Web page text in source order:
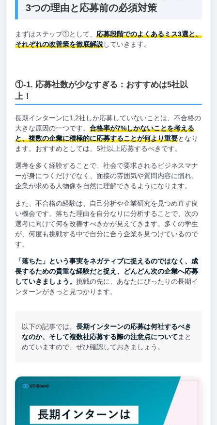
3つの理由と応募前の必須対策
まずはステップ①として、 応募段階でのよくあるミス3選と、
それぞれの改善策を徹底解説していきます。
①-1. 応募社数が少なすぎる：おすすめは5社以
上！
長期インターンに1,2社しか応募していないことは、不合格の
大きな原因の一つです。 合格率が7%しかないことを考える
と、複数の企業に積極的に応募することが何より重要となり
ます。おすすめとしては、5社以上応募するべきです。
選考を多く経験することで、社会で要求されるビジネスマナ
ーが身につくだけでなく、面接の雰囲気や質問内容に慣れ、
企業が求める人物像を自然に理解できるようになります。
また、不合格の経験は、自己分析や企業研究を見つめ直す良
い機会です。落ちた理由を自分なりに分析することで、次の
選考に向けて何を改善すべきかが見えてきます。多くの学生
が、何度も挑戦する中で自分に合う企業を見つけているので
す。
「落ちた」という事実をネガティブに捉えるのではなく、成
長するための貴重な経験だと捉え、どんどん次の企業へ応募
していきましょう。 挑戦の先に、あなたにぴったりの長期イ
ンターンがきっと見つかります。
以下の記事では、長期インターンの応募は何社するべき
なのか、そして複数社応募する際の注意点について まと
めていますので、ぜひ確認しておきましょう。